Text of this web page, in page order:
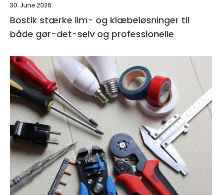
30. June 2026
Bostik stærke lim- og klæbeløsninger til
både gør-det-selv og professionelle